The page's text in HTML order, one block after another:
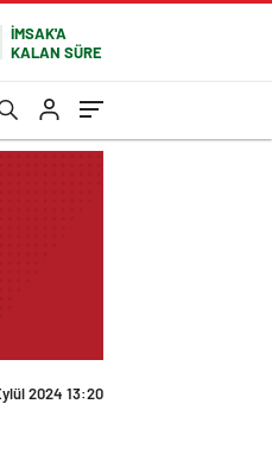
İMSAK'A
KALAN SÜRE
2024 13:20